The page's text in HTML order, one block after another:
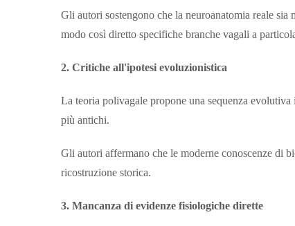
Gli autori sostengono che la neuroanatomia reale
modo così diretto specifiche branche vagali a
2. Critiche all'ipotesi evoluzionistica
La teoria polivagale propone una sequenza
più antichi.
Gli autori affermano che le moderne conoscenze di
ricostruzione storica.
3. Mancanza di evidenze fisiologiche dirette